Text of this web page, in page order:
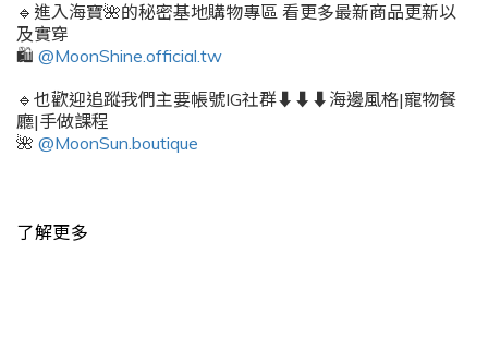
🔹進入海寶🌺的秘密基地購物專區 看更多最新商品更新以
及實穿
🛍️ @MoonShine.official.tw
🔹也歡迎追蹤我們主要帳號IG社群⬇️⬇️⬇️海邊風格|寵物餐
廳|手做課程
🌺 @MoonSun.boutique
了解更多